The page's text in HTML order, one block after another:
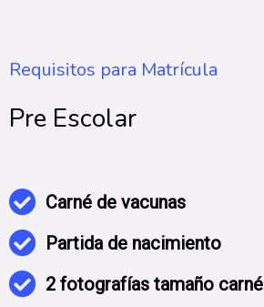
Requisitos para Matrícula
Pre Escolar
Carné de vacunas
Partida de nacimiento
2 fotografías tamaño carné